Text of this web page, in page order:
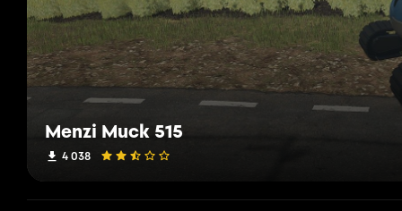
Menzi Muck 515
4 038